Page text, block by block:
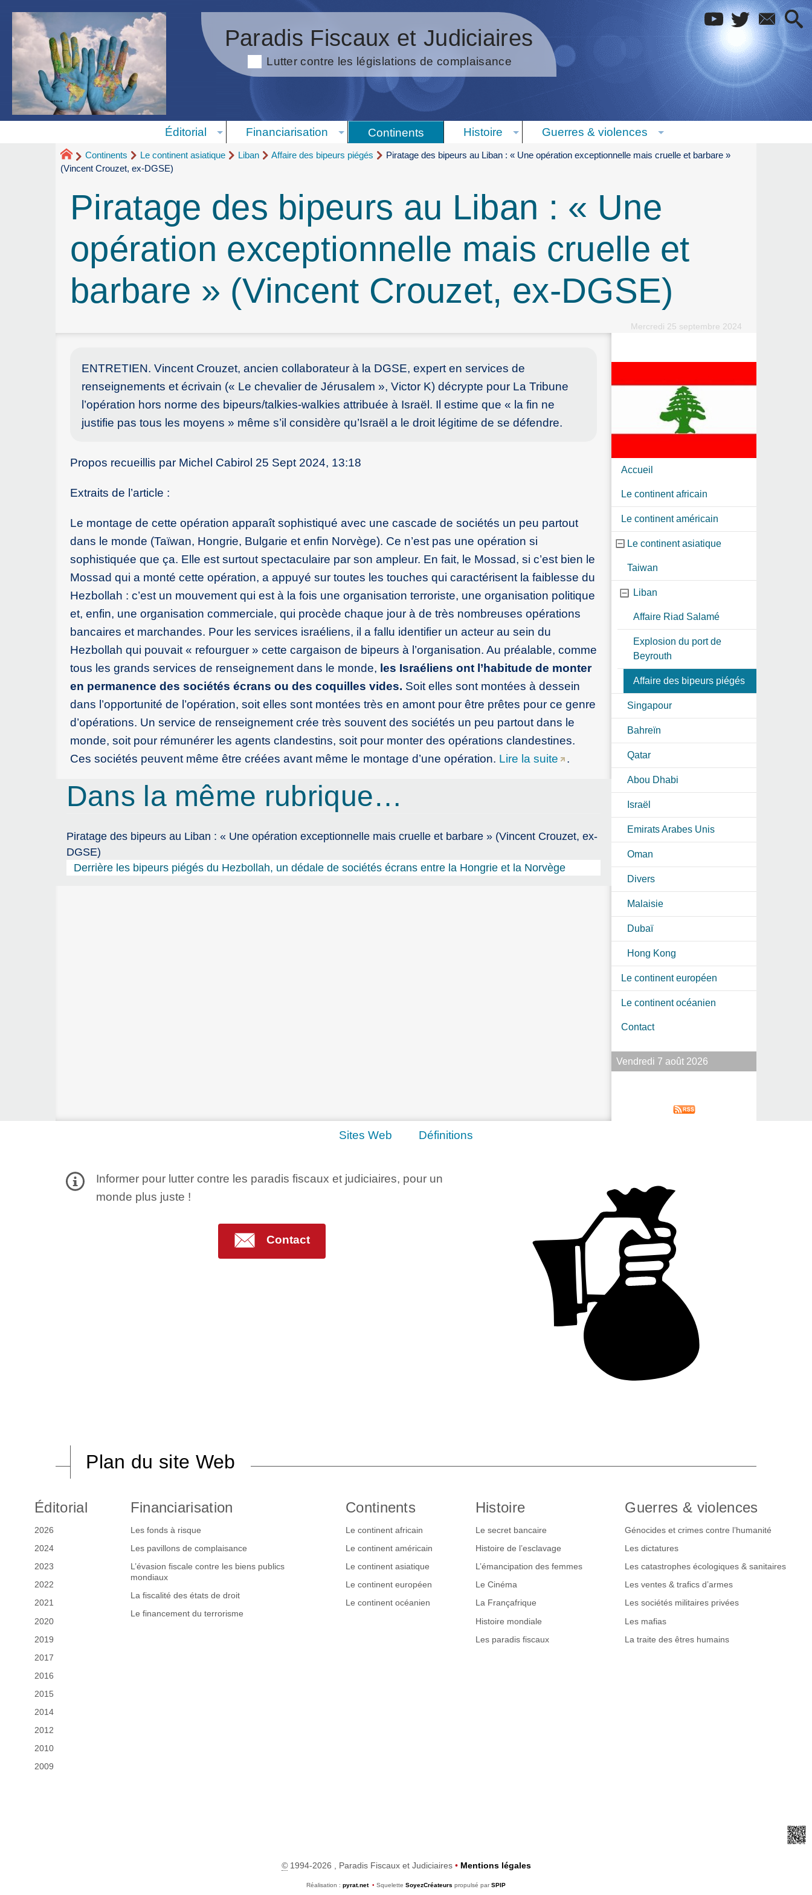
Paradis Fiscaux et Judiciaires
Lutter contre les législations de complaisance
Éditorial Financiarisation Continents Histoire Guerres & violences
Continents Le continent asiatique Liban Affaire des bipeurs piégés
Piratage des bipeurs au Liban : « Une opération exceptionnelle mais cruelle et barbare »
(Vincent Crouzet, ex-DGSE)
Piratage des bipeurs au Liban : « Une
opération exceptionnelle mais cruelle et
barbare » (Vincent Crouzet, ex-DGSE)
Mercredi 25 septembre 2024
ENTRETIEN. Vincent Crouzet, ancien collaborateur à la DGSE, expert en services de
renseignements et écrivain (« Le chevalier de Jérusalem », Victor K) décrypte pour La Tribune
l’opération hors norme des bipeurs/talkies-walkies attribuée à Israël. Il estime que « la fin ne
justifie pas tous les moyens » même s’il considère qu’Israël a le droit légitime de se défendre.
Propos recueillis par Michel Cabirol 25 Sept 2024, 13:18
Extraits de l’article :
Le montage de cette opération apparaît sophistiqué avec une cascade de sociétés un peu partout
dans le monde (Taïwan, Hongrie, Bulgarie et enfin Norvège). Ce n’est pas une opération si
sophistiquée que ça. Elle est surtout spectaculaire par son ampleur. En fait, le Mossad, si c’est bien le
Mossad qui a monté cette opération, a appuyé sur toutes les touches qui caractérisent la faiblesse du
Hezbollah : c’est un mouvement qui est à la fois une organisation terroriste, une organisation politique
et, enfin, une organisation commerciale, qui procède chaque jour à de très nombreuses opérations
bancaires et marchandes. Pour les services israéliens, il a fallu identifier un acteur au sein du
Hezbollah qui pouvait « refourguer » cette cargaison de bipeurs à l’organisation. Au préalable, comme
tous les grands services de renseignement dans le monde, les Israéliens ont l’habitude de monter
en permanence des sociétés écrans ou des coquilles vides. Soit elles sont montées à dessein
dans l’opportunité de l’opération, soit elles sont montées très en amont pour être prêtes pour ce genre
d’opérations. Un service de renseignement crée très souvent des sociétés un peu partout dans le
monde, soit pour rémunérer les agents clandestins, soit pour monter des opérations clandestines.
Ces sociétés peuvent même être créées avant même le montage d’une opération. Lire la suite .
Dans la même rubrique…
Piratage des bipeurs au Liban : « Une opération exceptionnelle mais cruelle et barbare » (Vincent Crouzet, ex-
DGSE)
Derrière les bipeurs piégés du Hezbollah, un dédale de sociétés écrans entre la Hongrie et la Norvège
Accueil
Le continent africain
Le continent américain
Le continent asiatique
Taiwan
Liban
Affaire Riad Salamé
Explosion du port de
Beyrouth
Affaire des bipeurs piégés
Singapour
Bahreïn
Qatar
Abou Dhabi
Israël
Emirats Arabes Unis
Oman
Divers
Malaisie
Dubaï
Hong Kong
Le continent européen
Le continent océanien
Contact
Vendredi 7 août 2026
Sites Web Définitions
Informer pour lutter contre les paradis fiscaux et judiciaires, pour un
monde plus juste !
Contact
Plan du site Web
Éditorial
2026
2024
2023
2022
2021
2020
2019
2017
2016
2015
2014
2012
2010
2009
Financiarisation
Les fonds à risque
Les pavillons de complaisance
L’évasion fiscale contre les biens publics
mondiaux
La fiscalité des états de droit
Le financement du terrorisme
Continents
Le continent africain
Le continent américain
Le continent asiatique
Le continent européen
Le continent océanien
Histoire
Le secret bancaire
Histoire de l’esclavage
L’émancipation des femmes
Le Cinéma
La Françafrique
Histoire mondiale
Les paradis fiscaux
Guerres & violences
Génocides et crimes contre l’humanité
Les dictatures
Les catastrophes écologiques & sanitaires
Les ventes & trafics d’armes
Les sociétés militaires privées
Les mafias
La traite des êtres humains
©1994-2026 , Paradis Fiscaux et Judiciaires • Mentions légales
Réalisation : pyrat.net • Squelette SoyezCréateurs propulsé par SPIP